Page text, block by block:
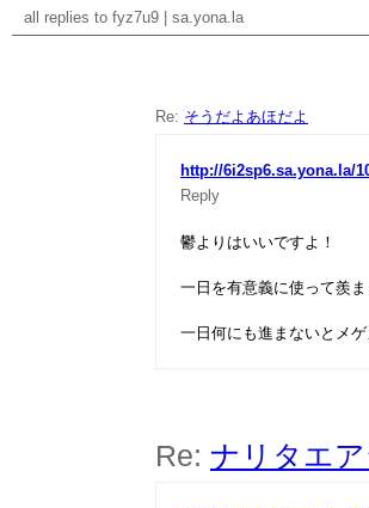
all replies to fyz7u9 sa.yona.la
Re: そうだよあほだよ
http://6i2sp6.sa.yona.la/
Reply
鬱よりはいいですよ！
一日を有意義に使って羨ま
一日何にも進まないとメ
Re: ナリタエ